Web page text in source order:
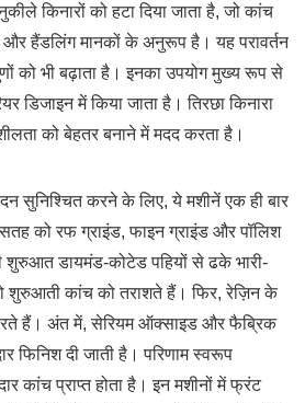
किनारों को हटा दिया जाता है, जो कांच
और हैंडलिंग मानकों के अनुरूप है। यह परावर्तन
को भी बढ़ाता है। इनका उपयोग मुख्य रूप से
डिजाइन में किया जाता है। तिरछा किनारा
को बेहतर बनाने में मदद करता है।
सुनिश्चित करने के लिए, ये मशीनें एक ही बार
को रफ ग्राइंड, फाइन ग्राइंड और पॉलिश
डायमंड-कोटेड पहियों से ढके भारी-
शुरुआती कांच को तराशते हैं। फिर, रेज़िन के
करते हैं। अंत में, सेरियम ऑक्साइड और फैब्रिक
फिनिश दी जाती है। परिणाम स्वरूप
कांच प्राप्त होता है। इन मशीनों में फ्रंट